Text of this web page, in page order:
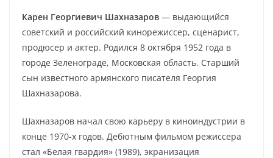
Карен Георгиевич Шахназаров — выдающийся
советский и российский кинорежиссер, сценарист,
продюсер и актер. Родился 8 октября 1952 года в
городе Зеленограде, Московская область. Старший
сын известного армянского писателя Георгия
Шахназарова.
Шахназаров начал свою карьеру в киноиндустрии в
конце 1970-х годов. Дебютным фильмом режиссера
стал «Белая гвардия» (1989), экранизация